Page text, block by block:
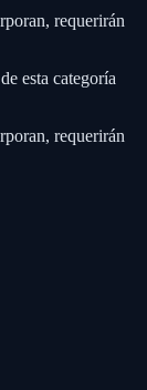
requerirán
esta categoría
requerirán